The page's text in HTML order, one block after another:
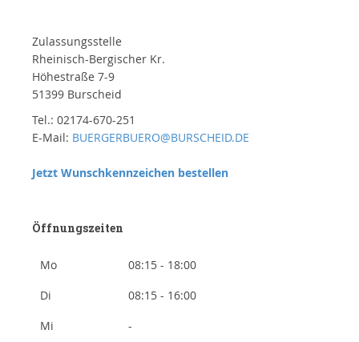
Zulassungsstelle
Rheinisch-Bergischer Kr.
Höhestraße 7-9
51399 Burscheid
Tel.: 02174-670-251
E-Mail: BUERGERBUERO@BURSCHEID.DE
Jetzt Wunschkennzeichen bestellen
Öffnungszeiten
Mo
08:15 - 18:00
Di
08:15 - 16:00
Mi
-